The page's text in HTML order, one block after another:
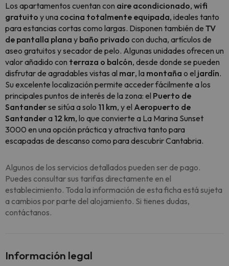
Los apartamentos cuentan con aire acondicionado, wifi
gratuito y una cocina totalmente equipada, ideales tanto
para estancias cortas como largas. Disponen también de TV
de pantalla plana y baño privado con ducha, artículos de
aseo gratuitos y secador de pelo. Algunas unidades ofrecen un
valor añadido con terraza o balcón, desde donde se pueden
disfrutar de agradables vistas al mar, la montaña o el jardín.
Su excelente localización permite acceder fácilmente a los
principales puntos de interés de la zona: el Puerto de
Santanderse sitúa a solo 11 km, y el Aeropuerto de
Santandera 12 km, lo que convierte a La Marina Sunset
3000 en una opción práctica y atractiva tanto para
escapadas de descanso como para descubrir Cantabria.
Algunos de los servicios detallados pueden ser de pago.
Puedes consultar sus tarifas directamente en el
establecimiento. Toda la información de esta ficha está sujeta
a cambios por parte del alojamiento. Si tienes dudas,
contáctanos.
Información legal